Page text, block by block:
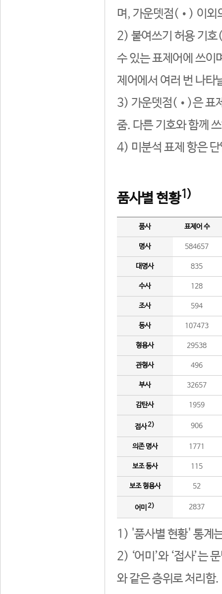
며, 가운뎃점(•) 이외
2) 붙여쓰기 허용 기호
수 있는 표제어에 쓰이
제어에서 여러 번 나타
3) 가운뎃점(•)은 표
줌. 다른 기호와 함께
4) 미분석 표제 항은
품사별 현황1)
품사 표제어 수
명사 584657
대명사 835
수사 128
조사 594
동사 107473
형용사 29538
관형사 496
부사 32657
감탄사 1959
접사2) 906
의존 명사 1771
보조 동사 115
보조 형용사 52
어미 2) 2837
1) '품사별 현황' 통계
2) ‘어미’와 ‘접사’는
와 같은 층위로 처리함.